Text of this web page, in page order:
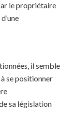
le propriétaire
il semble
se positionner
sa législation